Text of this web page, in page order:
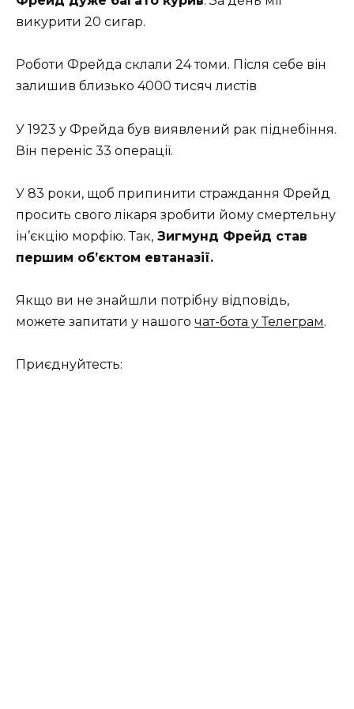
викурити 20 сигар.
Роботи Фрейда склали 24 томи. Після себе він
залишив близько 4000 тисяч листів
У 1923 у Фрейда був виявлений рак піднебіння.
Він переніс 33 операції.
У 83 роки, щоб припинити страждання Фрейд
просить свого лікаря зробити йому смертельну
ін’єкцію морфію. Так, Зигмунд Фрейд став
першим об’єктом евтаназії.
Якщо ви не знайшли потрібну відповідь,
можете запитати у нашого чат-бота у Телеграм.
Приєднуйтесть: